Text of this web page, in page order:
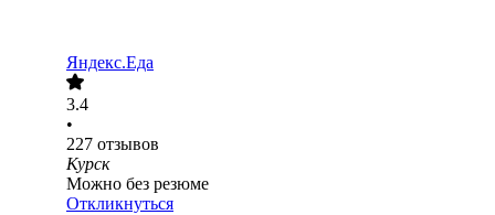
Яндекс.Еда
3.4
•
227 отзывов
Курск
Можно без резюме
Откликнуться